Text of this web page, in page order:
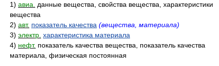
1) авиа.
данные вещества, свойства вещества, характеристики
вещества
2) авт. показатель качества (вещества, материала)
3) электр. характеристика материала
4) нефт. показатель качества вещества, показатель качества
материала, физическая постоянная